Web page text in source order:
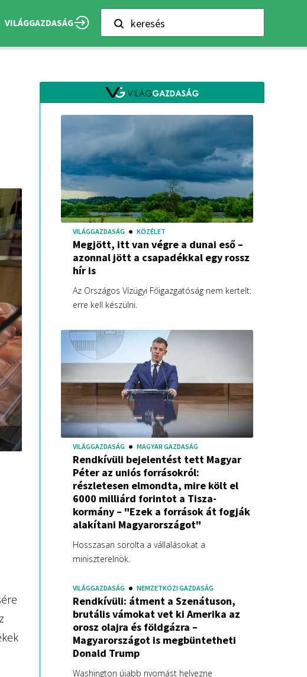
VILÁGGAZDASÁG keresés
VILÁGGAZDASÁG KÖZÉLET
Megjött, itt van végre a dunai eső –
azonnal jött a csapadékkal egy rossz
hír is
Az Országos Vízügyi Főigazgatóság nem kertelt:
erre kell készülni.
VILÁGGAZDASÁG MAGYAR GAZDASÁG
Rendkívüli bejelentést tett Magyar
Péter az uniós forrásokról:
részletesen elmondta, mire költ el
6000 milliárd forintot a Tisza-
kormány – "Ezek a források át fogják
alakítani Magyarországot"
Hosszasan sorolta a vállalásokat a
miniszterelnök.
VILÁGGAZDASÁG NEMZETKÖZI GAZDASÁG
Rendkívüli: átment a Szenátuson,
brutális vámokat vet ki Amerika az
orosz olajra és földgázra –
Magyarországot is megbüntetheti
Donald Trump
Washington újabb nyomást helyezne